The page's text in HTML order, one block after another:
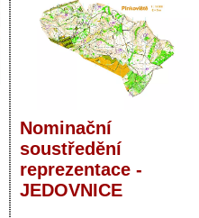
Nominační
soustředění
reprezentace -
JEDOVNICE